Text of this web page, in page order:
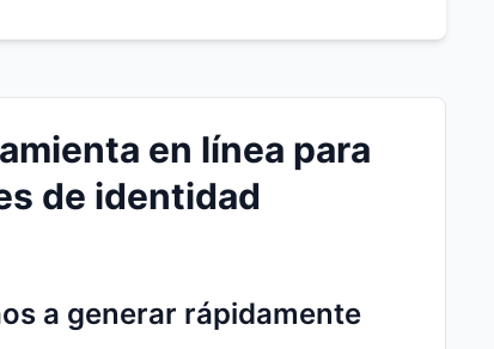
en línea para
de identidad
a generar rápidamente